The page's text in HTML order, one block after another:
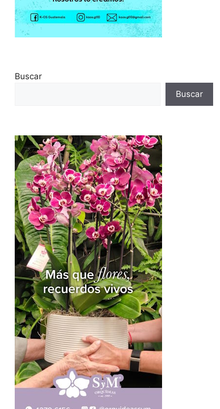
Buscar
Buscar